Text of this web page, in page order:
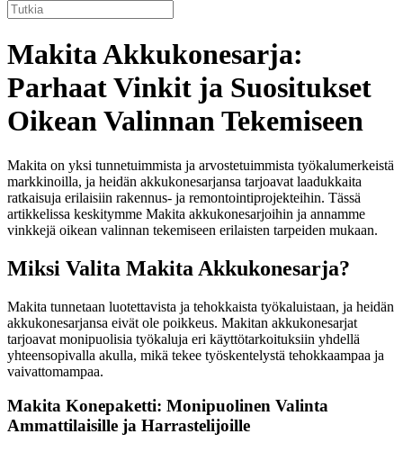
Makita Akkukonesarja:
Parhaat Vinkit ja Suositukset
Oikean Valinnan Tekemiseen
Makita on yksi tunnetuimmista ja arvostetuimmista työkalumerkeistä
markkinoilla, ja heidän akkukonesarjansa tarjoavat laadukkaita
ratkaisuja erilaisiin rakennus- ja remontointiprojekteihin. Tässä
artikkelissa keskitymme Makita akkukonesarjoihin ja annamme
vinkkejä oikean valinnan tekemiseen erilaisten tarpeiden mukaan.
Miksi Valita Makita Akkukonesarja?
Makita tunnetaan luotettavista ja tehokkaista työkaluistaan, ja heidän
akkukonesarjansa eivät ole poikkeus. Makitan akkukonesarjat
tarjoavat monipuolisia työkaluja eri käyttötarkoituksiin yhdellä
yhteensopivalla akulla, mikä tekee työskentelystä tehokkaampaa ja
vaivattomampaa.
Makita Konepaketti: Monipuolinen Valinta
Ammattilaisille ja Harrastelijoille